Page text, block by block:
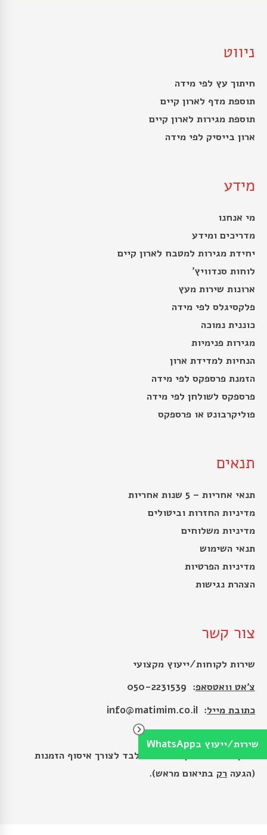
ניווט
חיתוך עץ לפי מידה
תוספת מדף לארון קיים
תוספת מגירות לארון קיים
ארון בייסיק לפי מידה
מידע
מי אנחנו
מדריכים ומידע
יחידת מגירות למטבח לארון קיים
לוחות סנדוויץ’
ארונות שירות מעץ
פלקסיגלס לפי מידה
כוננית נמוכה
מגירות פנימיות
הנחיות למדידת ארון
הזמנת פרספקס לפי מידה
פרספקס לשולחן לפי מידה
פוליקרבונט או פרספקס
תנאים
תנאי אחריות – 5 שנות אחריות
מדיניות החזרות וביטולים
מדיניות משלוחים
תנאי השימוש
מדיניות הפרטיות
הצהרת נגישות
צור קשר
שירות לקוחות/ייעוץ מקצועי
צ׳אט וואטסאפ: 050-2231539
כתובת מייל:
info@matimim.co.il
כתובת: הרקון 9, רמת גן
המקום הינו מחסן לוגיסטי בלבד לצורך איסוף הזמנות
(הגעה רק בתיאום מראש).
שירות/ייעוץ בWhatsApp